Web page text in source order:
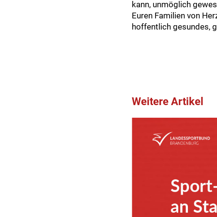
kann, unmöglich
Euren Familien von
hoffentlich gesundes,
Weitere Artikel